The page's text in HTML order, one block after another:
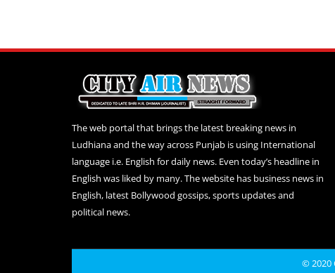
The web portal that brings the latest breaking news in
Ludhiana and the way across Punjab is using International
language i.e. English for daily news. Even today’s headline in
English was liked by many. The website has business news in
English, latest Bollywood gossips, sports updates and
political news.
© 2020